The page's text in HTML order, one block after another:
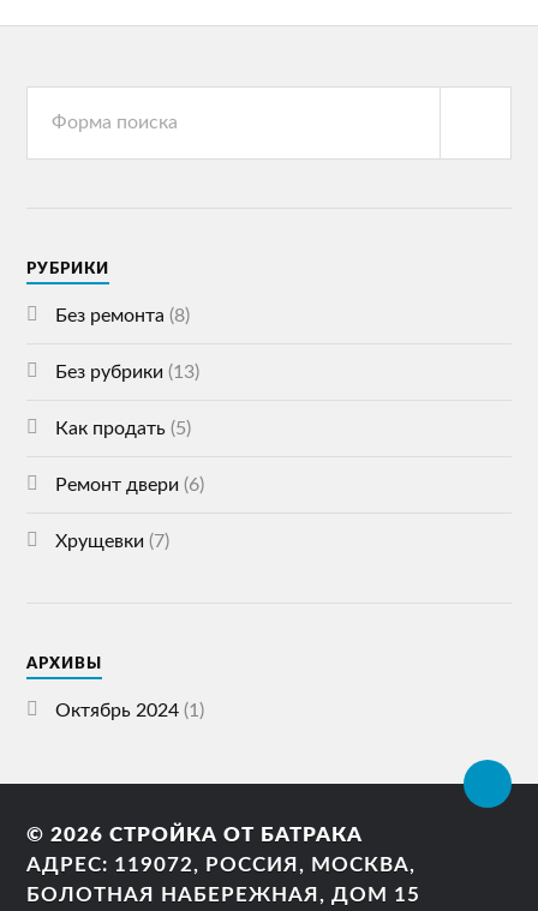
РУБРИКИ
Без ремонта (8)
Без рубрики (13)
Как продать (5)
Ремонт двери (6)
Хрущевки (7)
АРХИВЫ
Октябрь 2024 (1)
© 2026СТРОЙКА ОТ БАТРАКА
АДРЕС: 119072, РОССИЯ, МОСКВА,
БОЛОТНАЯ НАБЕРЕЖНАЯ, ДОМ 15